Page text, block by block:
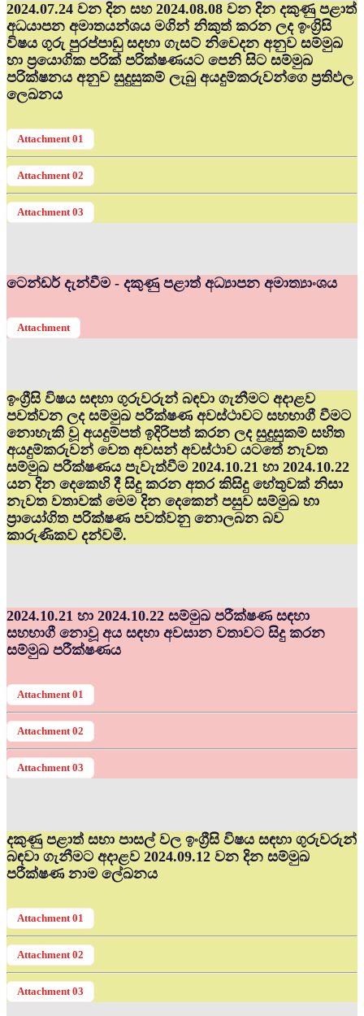
2024.07.24 වන දින සහ 2024.08.08 වන දින දකුණු පළාත්
අධ‍යාපන අමාතයන්ශය මගින් නිකුත් කරන ලද ඉංග්‍රිසි
විෂය ගුරු පුරප්පාඩු සදහා ගැසට් නිවෙදන අනුව සම්මුඛ
හා ප්‍රයොගික පරික් පරික්ෂණයට පෙනි සිට සම්මුඛ
පරික්ෂනය අනුව සුදුසුකම් ලැබු අයදුම්කරුවන්ගෙ ප්‍රතිඵල
ලෙඛනය
Attachment 01
Attachment 02
Attachment 03
ටෙන්ඩර් දැන්වීම - දකුණු පළාත් අධ්‍යාපන අමාත්‍යාංශය
Attachment
ඉංග්‍රීසි විෂය සඳහා ගුරුවරුන් බඳවා ගැනීමට අදාළව
පවත්වන ලද සම්මුඛ පරීක්ෂණ අවස්ථාවට සහභාගී වීමට
නොහැකි වූ අයදුම්පත් ඉදිරිපත් කරන ලද සුදුසුකම් සහිත
අයදුම්කරුවන් වෙත අවසන් අවස්ථාව යටතේ නැවත
සම්මුඛ පරීක්ෂණය පැවැත්වීම 2024.10.21 හා 2024.10.22
යන දින දෙකෙහි දී සිදු කරන අතර කිසිදු හේතුවක් නිසා
නැවත වතාවක් මෙම දින දෙකෙන් පසුව සම්මුඛ හා
ප්‍රායෝගිත පරික්ෂණ පවත්වනු නොලබන බව
කාරුණිකව දන්වමි.
2024.10.21 හා 2024.10.22 සම්මුඛ පරීක්ෂණ සඳහා
සහභාගී නොවූ අය සඳහා අවසාන වතාවට සිදු කරන
සම්මුඛ පරීක්ෂණය
Attachment 01
Attachment 02
Attachment 03
දකුණු පළාත් සභා පාසල් වල ඉංග්‍රීසි විෂය සඳහා ගුරුවරුන්
බඳවා ගැනීමට අදාළව 2024.09.12 වන දින සම්මුඛ
පරීක්ෂණ නාම ලේඛනය
Attachment 01
Attachment 02
Attachment 03